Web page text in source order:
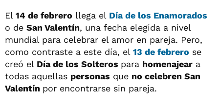
El 14 de febrero llega el Día de los Enamorados
o de San Valentín, una fecha elegida a nivel
mundial para celebrar el amor en pareja. Pero,
como contraste a este día, el 13 de febrero se
creó el Día de los Solteros para homenajear a
todas aquellas personas que no celebren San
Valentín por encontrarse sin pareja.